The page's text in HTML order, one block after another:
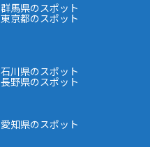
群馬県のスポット
東京都のスポット
石川県のスポット
長野県のスポット
愛知県のスポット